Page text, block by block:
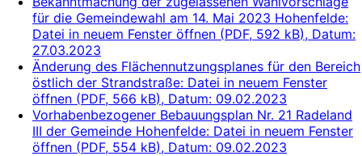
für die Gemeindewahl am 14. Mai 2023 Hohenfelde:
Datei in neuem Fenster öffnen (PDF, 592 kB), Datum:
27.03.2023
Änderung des Flächennutzungsplanes für den Bereich
östlich der Strandstraße: Datei in neuem Fenster
öffnen (PDF, 566 kB), Datum: 09.02.2023
Vorhabenbezogener Bebauungsplan Nr. 21 Radeland
III der Gemeinde Hohenfelde: Datei in neuem Fenster
öffnen (PDF, 554 kB), Datum: 09.02.2023